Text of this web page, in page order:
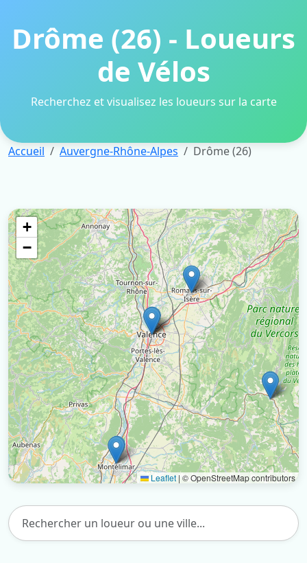
Drôme (26) - Loueurs
de Vélos
Recherchez et visualisez les loueurs sur la carte
Accueil Auvergne-Rhône-Alpes Drôme (26)
+
−
Leaflet | © OpenStreetMap contributors